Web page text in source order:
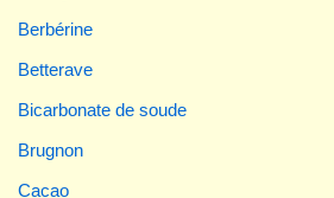
Berbérine
Betterave
Bicarbonate de soude
Brugnon
Cacao